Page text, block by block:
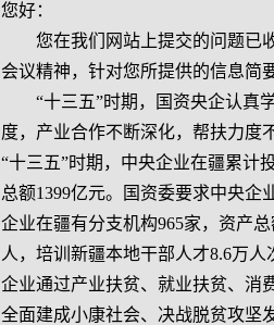
您好：
您在我们网站上提交的问题已收
会议精神，针对您所提供的信息简
“十三五”时期，国资央企认真学
度，产业合作不断深化，帮扶力度
“十三五”时期，中央企业在疆累计
总额1399亿元。国资委要求中央企
企业在疆有分支机构965家，资产
人，培训新疆本地干部人才8.6万
企业通过产业扶贫、就业扶贫、消
全面建成小康社会、决战脱贫攻坚